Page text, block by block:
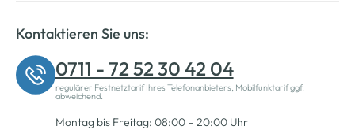
Kontaktieren Sie uns:
0711 - 72 52 30 42 04
regulärer Festnetztarif Ihres Telefonanbieters, Mobilfunktarif ggf.
abweichend.
Montag bis Freitag: 08:00 – 20:00 Uhr